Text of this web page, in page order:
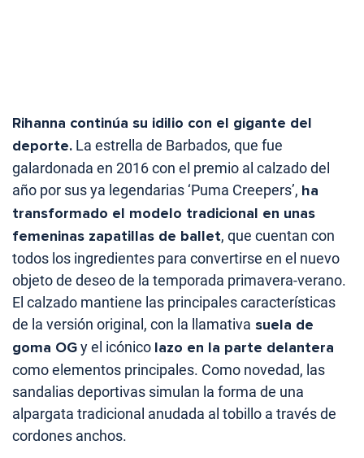
Rihanna continúa su idilio con el gigante del
deporte. La estrella de Barbados, que fue
galardonada en 2016 con el premio al calzado del
año por sus ya legendarias ‘Puma Creepers’, ha
transformado el modelo tradicional en unas
femeninas zapatillas de ballet, que cuentan con
todos los ingredientes para convertirse en el nuevo
objeto de deseo de la temporada primavera-verano.
El calzado mantiene las principales características
de la versión original, con la llamativa suela de
goma OGy el icónico lazo en la parte delantera
como elementos principales. Como novedad, las
sandalias deportivas simulan la forma de una
alpargata tradicional anudada al tobillo a través de
cordones anchos.